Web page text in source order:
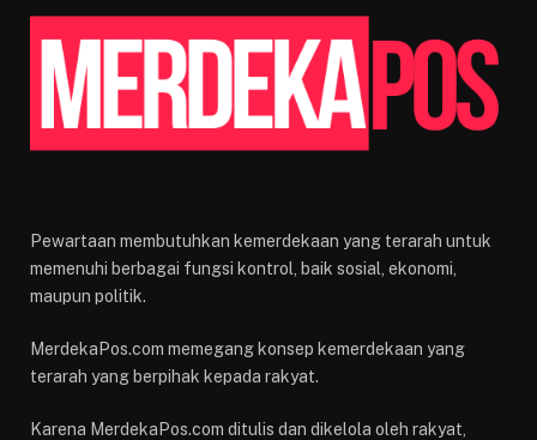
Pewartaan membutuhkan kemerdekaan yang terarah untuk
memenuhi berbagai fungsi kontrol, baik sosial, ekonomi,
maupun politik.
MerdekaPos.com memegang konsep kemerdekaan yang
terarah yang berpihak kepada rakyat.
Karena MerdekaPos.com ditulis dan dikelola oleh rakyat,